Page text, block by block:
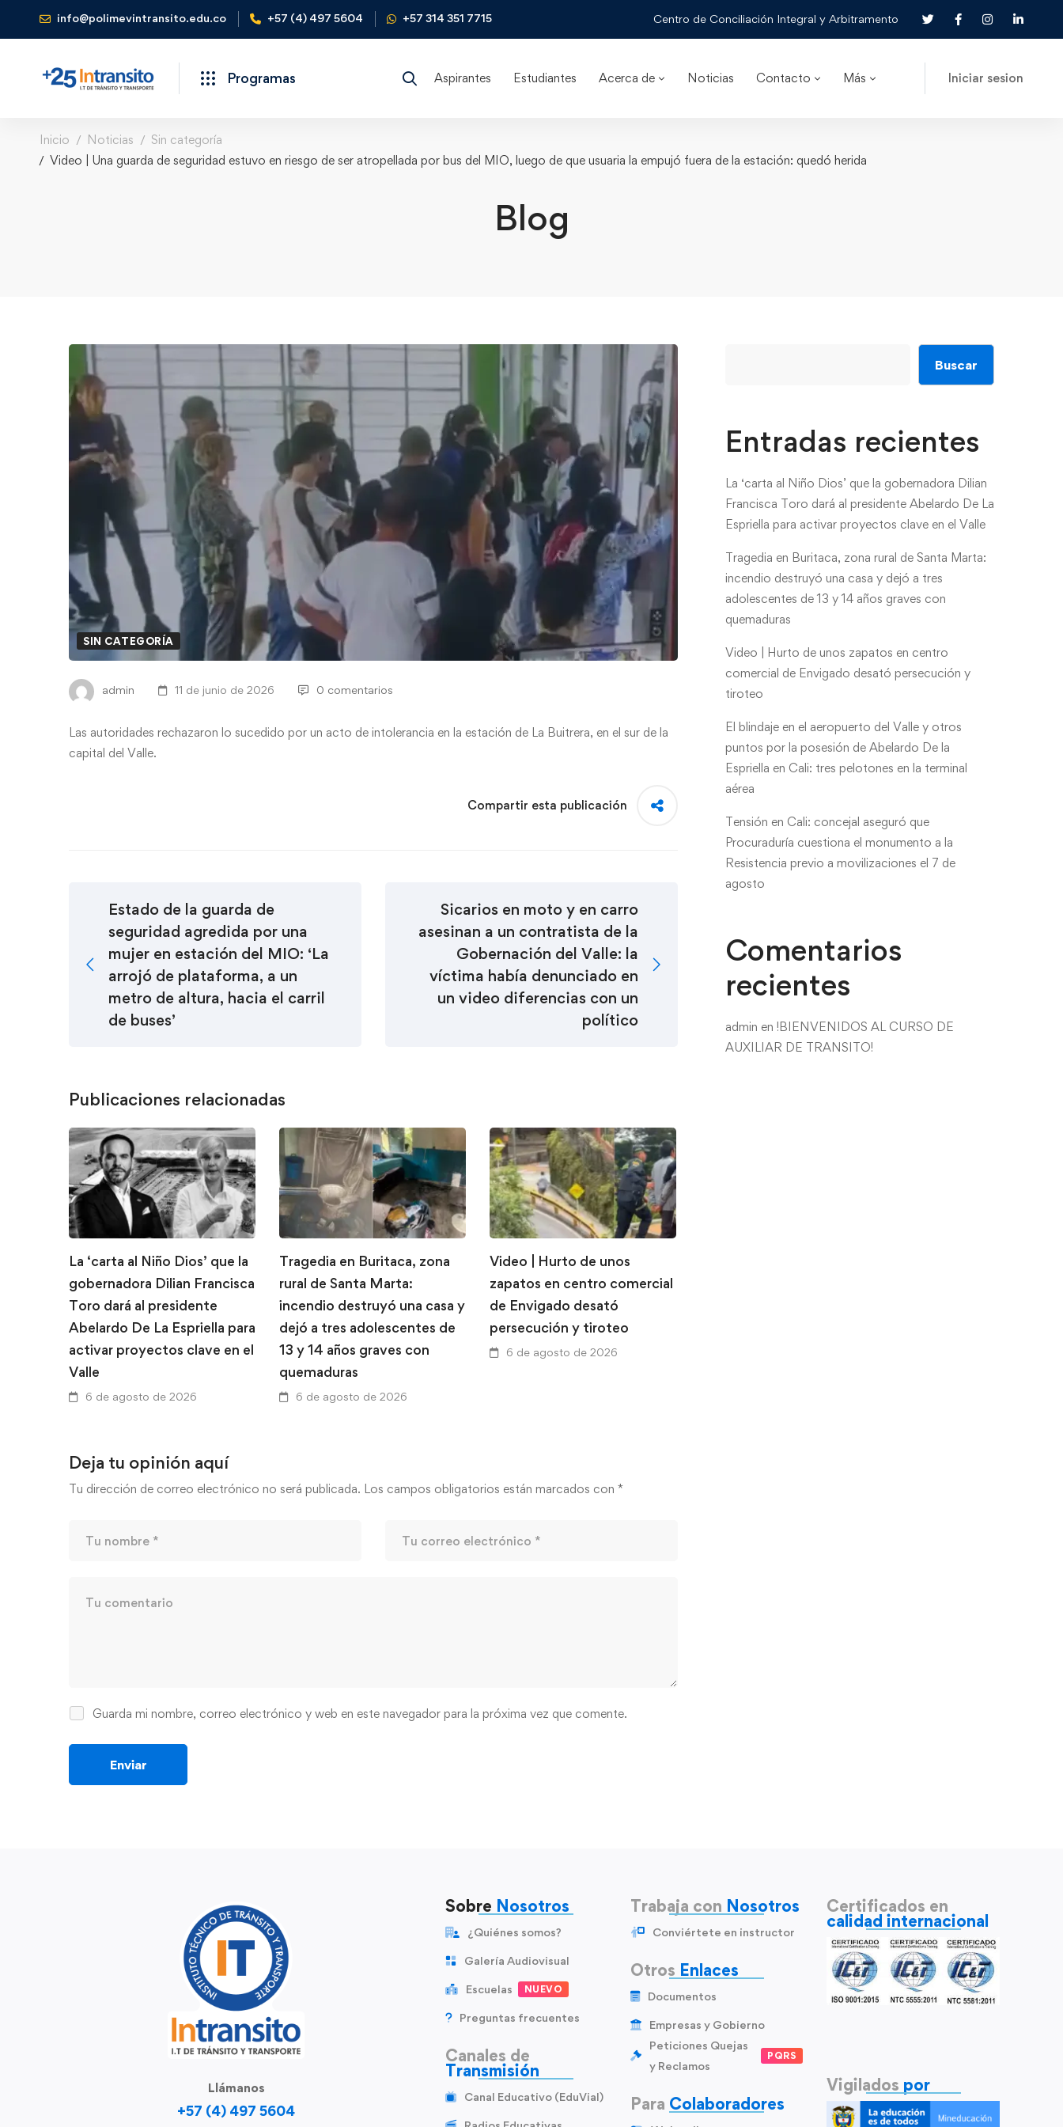
info@polimevintransito.edu.co +57 (4) 497 5604 +57 314 351 7715 Centro de Conciliación Integral y Arbitramento
Programas Aspirantes Estudiantes Acerca de Noticias Contacto Más Iniciar sesion
Inicio Noticias
Sin categoría
Video | Una guarda de seguridad estuvo en riesgo de ser atropellada por bus del MIO, luego de que usuaria la empujó fuera de la estación: quedó herida
Blog
SIN CATEGORÍA
admin 11 de junio de 2026 0 comentarios
Las autoridades rechazaron lo sucedido por un acto de intolerancia en la estación de La Buitrera, en el sur de la
capital del Valle.
Compartir esta publicación
Estado de la guarda de
seguridad agredida por una
mujer en estación del MIO: ‘La
arrojó de plataforma, a un
metro de altura, hacia el carril
de buses’
Sicarios en moto y en carro
asesinan a un contratista de la
Gobernación del Valle: la
víctima había denunciado en
un video diferencias con un
político
Publicaciones relacionadas
La ‘carta al Niño Dios’ que la
gobernadora Dilian Francisca
Toro dará al presidente
Abelardo De La Espriella para
activar proyectos clave en el
Valle
6 de agosto de 2026
Tragedia en Buritaca, zona
rural de Santa Marta:
incendio destruyó una casa y
dejó a tres adolescentes de
13 y 14 años graves con
quemaduras
6 de agosto de 2026
Video | Hurto de unos
zapatos en centro comercial
de Envigado desató
persecución y tiroteo
6 de agosto de 2026
Deja tu opinión aquí
Tu dirección de correo electrónico no será publicada. Los campos obligatorios están marcados con *
Guarda mi nombre, correo electrónico y web en este navegador para la próxima vez que comente.
Buscar
Entradas recientes
La ‘carta al Niño Dios’ que la gobernadora Dilian
Francisca Toro dará al presidente Abelardo De La
Espriella para activar proyectos clave en el Valle
Tragedia en Buritaca, zona rural de Santa Marta:
incendio destruyó una casa y dejó a tres
adolescentes de 13 y 14 años graves con
quemaduras
Video | Hurto de unos zapatos en centro
comercial de Envigado desató persecución y
tiroteo
El blindaje en el aeropuerto del Valle y otros
puntos por la posesión de Abelardo De la
Espriella en Cali: tres pelotones en la terminal
aérea
Tensión en Cali: concejal aseguró que
Procuraduría cuestiona el monumento a la
Resistencia previo a movilizaciones el 7 de
agosto
Comentarios
recientes
admin en !BIENVENIDOS AL CURSO DE
AUXILIAR DE TRANSITO!
Llámanos
+57 (4) 497 5604
Sobre Nosotros
¿Quiénes somos?
Galería Audiovisual
Escuelas NUEVO
Preguntas frecuentes
Canales de
Transmisión
Canal Educativo (EduVial)
Trabaja con Nosotros
Conviértete en instructor
Otros Enlaces
Documentos
Empresas y Gobierno
Peticiones Quejas
y Reclamos
PQRS
Para Colaboradores
Certificados en
calidad internacional
Vigilados por